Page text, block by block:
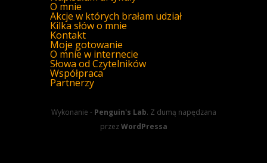
O mnie
Akcje w których brałam udział
Kilka słów o mnie
Kontakt
Moje gotowanie
O mnie w internecie
Słowa od Czytelników
Współpraca
Partnerzy
Wykonanie - Penguin's Lab. Z dumą napędzana
przezWordPressa